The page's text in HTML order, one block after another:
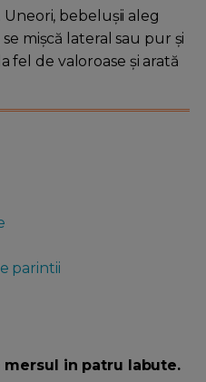
bebelușii aleg
mișcă lateral sau pur și
fel de valoroase și arată
parintii
mersul in patru labute.